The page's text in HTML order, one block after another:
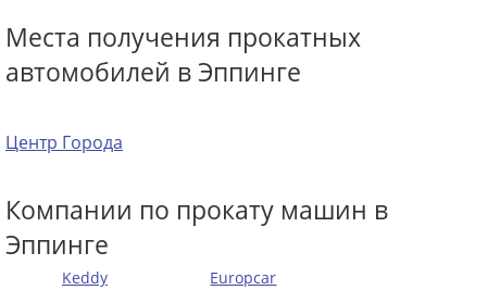
Места получения прокатных
автомобилей в Эппинге
Центр Города
Компании по прокату машин в
Эппинге
Keddy Europcar